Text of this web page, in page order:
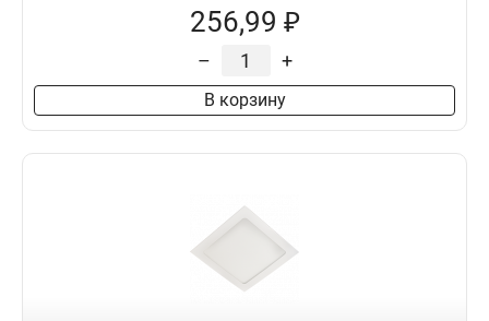
256,99 ₽
– +
В корзину